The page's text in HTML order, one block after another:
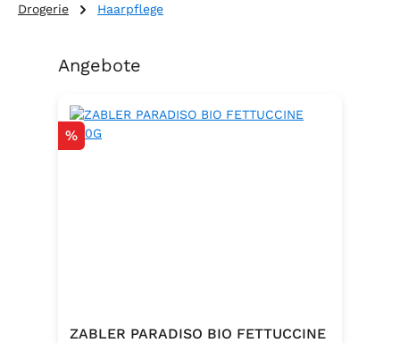
Drogerie Haarpflege
Produktgalerie überspringen
Angebote
Rabatt
%
ZABLER PARADISO BIO FETTUCCINE